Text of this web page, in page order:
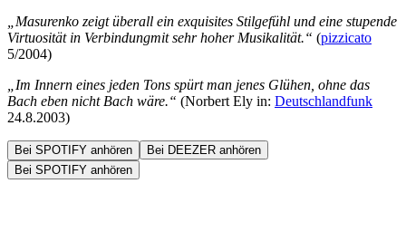
„Masurenko zeigt überall ein exquisites Stilgefühl und eine stupende
Virtuosität in Verbindungmit sehr hoher Musikalität.“ (pizzicato
5/2004)
„Im Innern eines jeden Tons spürt man jenes Glühen, ohne das
Bach eben nicht Bach wäre.“ (Norbert Ely in: Deutschlandfunk
24.8.2003)
Bei SPOTIFY anhören
Bei DEEZER anhören
Bei SPOTIFY anhören